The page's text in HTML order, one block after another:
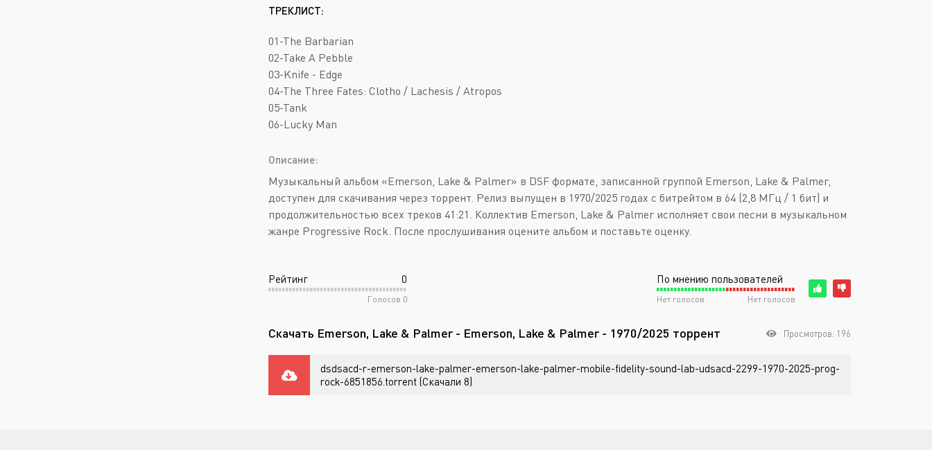
Doom Metal
Melodic Death Metal
New Wave
Trance
ТРЕКЛИСТ:
01-The Barbarian
02-Take A Pebble
03-Knife - Edge
04-The Three Fates: Clotho / Lachesis / Atropos
05-Tank
06-Lucky Man
Описание:
Музыкальный альбом «Emerson, Lake & Palmer» в DSF формате, записанной группой Emerson, Lake & Palmer,
доступен для скачивания через торрент. Релиз выпущен в 1970/2025 годах с битрейтом в 64 (2,8 МГц / 1 бит) и
продолжительностью всех треков 41:21. Коллектив Emerson, Lake & Palmer исполняет свои песни в музыкальном
жанре Progressive Rock. После прослушивания оцените альбом и поставьте оценку.
Рейтинг 0
Голосов 0
По мнению пользователей
Нет голосов Нет голосов
Скачать Emerson, Lake & Palmer - Emerson, Lake & Palmer - 1970/2025 торрент Просмотров: 196
dsdsacd-r-emerson-lake-palmer-emerson-lake-palmer-mobile-fidelity-sound-lab-udsacd-2299-1970-2025-prog-
rock-6851856.torrent (Скачали 8)